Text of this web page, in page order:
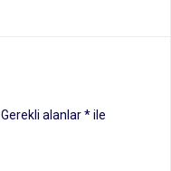
Gerekli alanlar*ile